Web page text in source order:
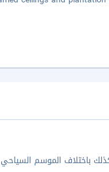
باختلاف الموسم السياحي.